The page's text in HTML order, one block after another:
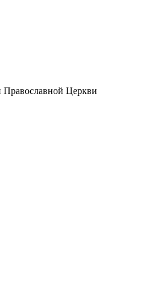
Православной Церкви